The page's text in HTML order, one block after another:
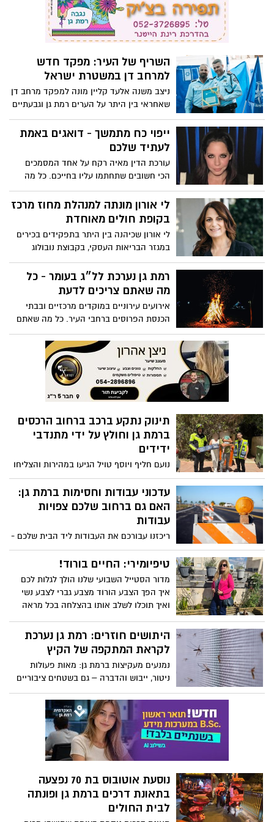
עורכת הדין מאיה רקח על אחד המסמכים
הכי חשובים שתחתמו עליו בחייכם. כל מה
שצריך לדעת על ייפוי כח מתמשך
לי אורון מונתה למנהלת מחוז מרכז
בקופת חולים מאוחדת
לי אורון שכיהנה בין היתר בתפקידים בכירים
במגזר הבריאות העסקי, בקבוצת נובולוג
רמת גן נערכת לל״ג בעומר - כל
מה שאתם צריכים לדעת
אירועים עירוניים במוקדים מרכזיים ובבתי
הכנסת הפרוסים ברחבי העיר. כל מה שאתם
תינוק נתקע ברכב ברחוב הרכסים
ברמת גן וחולץ על ידי מתנדבי
ידידים
נועם חליף ויוסף טויל הגיעו במהירות והצליחו
עדכוני עבודות וחסימות ברמת גן:
האם גם ברחוב שלכם צפויות
עבודות
ריכזנו עבורכם את העבודות ליד הבית שלכם -
בניית עגורן, הפסקת מים, תחזקת רשת הביוב
טיפיומירי: החיים בורוד!
מדור הסטייל השבועי שלנו הולך לגלות לכם
איך הפך הצבע הורוד מצבע גברי לצבע נשי
שתבחרו
היתושים חוזרים: רמת גן נערכת
לקראת המתקפה של הקיץ
נמנעים מעקיצות ברמת גן: מאות פעולות
ניטור, ייבוש והדברה – גם בשטחים ציבוריים
נוסעת אוטובוס בת 70 נפצעה
בתאונת דרכים ברמת גן ופונתה
לבית החולים
תאונת דרכים נוספת בצומת שתושבי מרום
יוקר המחייה נותן את אותותיו -
זינוק דרמטי בתיקים בהוצאה
לפועל - מה קורה ברמת גן?
בפתיחת תיקי הוצאה לפועל בשנת 2024
מכבי רמת גן חוזרת לזיסמן
ותארח את שורדי הנובה במשחק
נגד הפועל ירושלים
ערב מרגש בזיסמן. רמת-גן תנסה לחזור